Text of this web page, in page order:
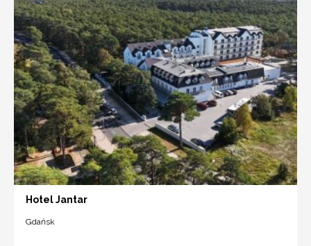
Hotel Jantar
Gdańsk